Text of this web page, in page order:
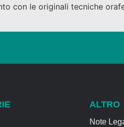
con le originali tecniche
ALTRO
Note